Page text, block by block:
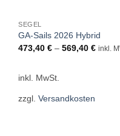
SEGEL
GA-Sails 2026 Hybrid
473,40€ –569,40€ inkl.
inkl. MwSt.
zzgl.Versandkosten